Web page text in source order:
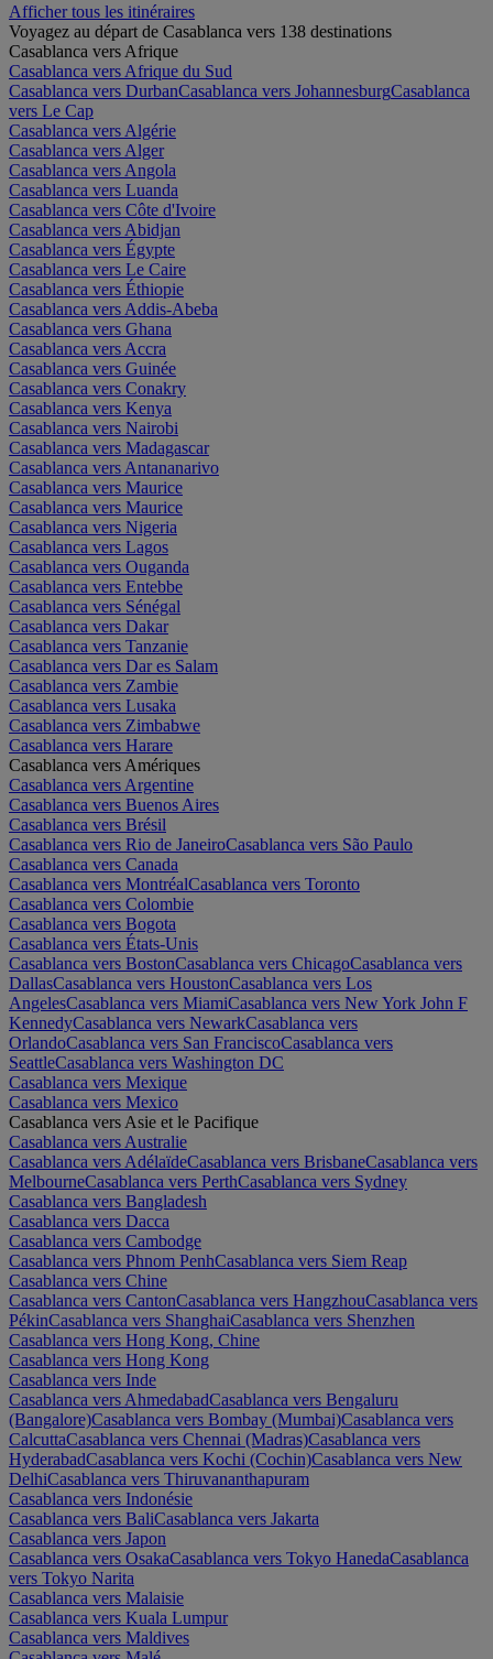
Afficher tous les itinéraires
Voyagez au départ de Casablanca vers 138 destinations
Casablanca vers Afrique
Casablanca vers Afrique du Sud
Casablanca vers DurbanCasablanca vers JohannesburgCasablanca
vers Le Cap
Casablanca vers Algérie
Casablanca vers Alger
Casablanca vers Angola
Casablanca vers Luanda
Casablanca vers Côte d'Ivoire
Casablanca vers Abidjan
Casablanca vers Égypte
Casablanca vers Le Caire
Casablanca vers Éthiopie
Casablanca vers Addis-Abeba
Casablanca vers Ghana
Casablanca vers Accra
Casablanca vers Guinée
Casablanca vers Conakry
Casablanca vers Kenya
Casablanca vers Nairobi
Casablanca vers Madagascar
Casablanca vers Antananarivo
Casablanca vers Maurice
Casablanca vers Maurice
Casablanca vers Nigeria
Casablanca vers Lagos
Casablanca vers Ouganda
Casablanca vers Entebbe
Casablanca vers Sénégal
Casablanca vers Dakar
Casablanca vers Tanzanie
Casablanca vers Dar es Salam
Casablanca vers Zambie
Casablanca vers Lusaka
Casablanca vers Zimbabwe
Casablanca vers Harare
Casablanca vers Amériques
Casablanca vers Argentine
Casablanca vers Buenos Aires
Casablanca vers Brésil
Casablanca vers Rio de JaneiroCasablanca vers São Paulo
Casablanca vers Canada
Casablanca vers MontréalCasablanca vers Toronto
Casablanca vers Colombie
Casablanca vers Bogota
Casablanca vers États-Unis
Casablanca vers BostonCasablanca vers ChicagoCasablanca vers
DallasCasablanca vers HoustonCasablanca vers Los
AngelesCasablanca vers MiamiCasablanca vers New York John F
KennedyCasablanca vers NewarkCasablanca vers
OrlandoCasablanca vers San FranciscoCasablanca vers
SeattleCasablanca vers Washington DC
Casablanca vers Mexique
Casablanca vers Mexico
Casablanca vers Asie et le Pacifique
Casablanca vers Australie
Casablanca vers AdélaïdeCasablanca vers BrisbaneCasablanca vers
MelbourneCasablanca vers PerthCasablanca vers Sydney
Casablanca vers Bangladesh
Casablanca vers Dacca
Casablanca vers Cambodge
Casablanca vers Phnom PenhCasablanca vers Siem Reap
Casablanca vers Chine
Casablanca vers CantonCasablanca vers HangzhouCasablanca vers
PékinCasablanca vers ShanghaiCasablanca vers Shenzhen
Casablanca vers Hong Kong, Chine
Casablanca vers Hong Kong
Casablanca vers Inde
Casablanca vers AhmedabadCasablanca vers Bengaluru
(Bangalore)Casablanca vers Bombay (Mumbai)Casablanca vers
CalcuttaCasablanca vers Chennai (Madras)Casablanca vers
HyderabadCasablanca vers Kochi (Cochin)Casablanca vers New
DelhiCasablanca vers Thiruvananthapuram
Casablanca vers Indonésie
Casablanca vers BaliCasablanca vers Jakarta
Casablanca vers Japon
Casablanca vers OsakaCasablanca vers Tokyo HanedaCasablanca
vers Tokyo Narita
Casablanca vers Malaisie
Casablanca vers Kuala Lumpur
Casablanca vers Maldives